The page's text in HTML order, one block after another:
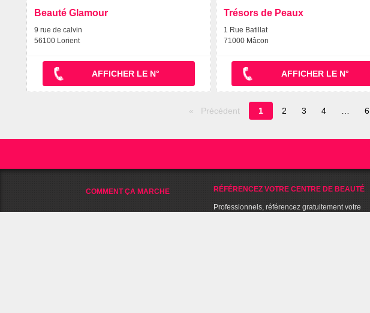
Beauté Glamour
9 rue de calvin
56100 Lorient
AFFICHER LE N°
Trésors de Peaux
1 Rue Batillat
71000 Mâcon
AFFICHER LE N°
Précédent
Page
en
1 2 3 4 6
COMMENT ÇA MARCHE RÉFÉRENCEZ VOTRE CENTRE DE BEAUTÉ
Professionnels, référencez gratuitement votre